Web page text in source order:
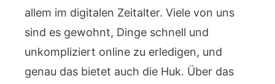
allem im digitalen Zeitalter. Viele von uns
sind es gewohnt, Dinge schnell und
unkompliziert online zu erledigen, und
genau das bietet auch die Huk. Über das